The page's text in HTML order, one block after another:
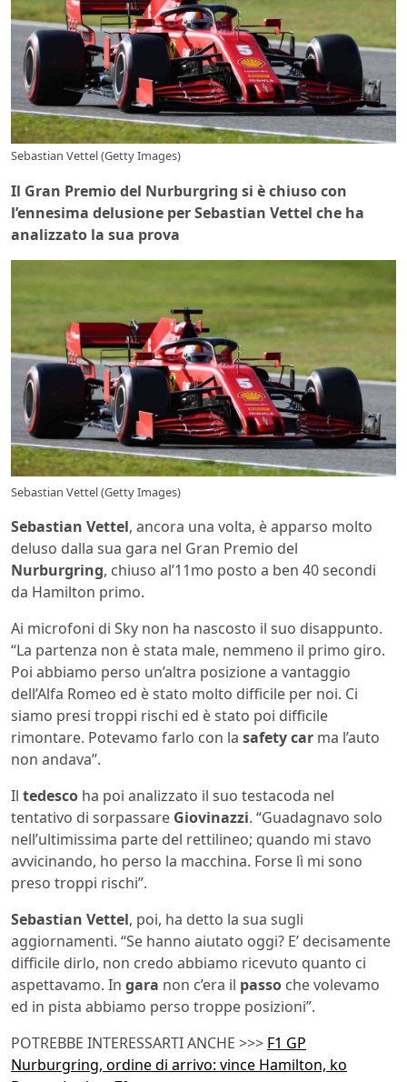
Sebastian Vettel (Getty Images)
Il Gran Premio del Nurburgring si è chiuso con
l’ennesima delusione per Sebastian Vettel che ha
analizzato la sua prova
Sebastian Vettel (Getty Images)
Sebastian Vettel, ancora una volta, è apparso molto
deluso dalla sua gara nel Gran Premio del
Nurburgring, chiuso al’11mo posto a ben 40 secondi
da Hamilton primo.
Ai microfoni di Sky non ha nascosto il suo disappunto.
“La partenza non è stata male, nemmeno il primo giro.
Poi abbiamo perso un’altra posizione a vantaggio
dell’Alfa Romeo ed è stato molto difficile per noi. Ci
siamo presi troppi rischi ed è stato poi difficile
rimontare. Potevamo farlo con la safety car ma l’auto
non andava”.
Il tedesco ha poi analizzato il suo testacoda nel
tentativo di sorpassare Giovinazzi. “Guadagnavo solo
nell’ultimissima parte del rettilineo; quando mi stavo
avvicinando, ho perso la macchina. Forse lì mi sono
preso troppi rischi”.
Sebastian Vettel, poi, ha detto la sua sugli
aggiornamenti. “Se hanno aiutato oggi? E’ decisamente
difficile dirlo, non credo abbiamo ricevuto quanto ci
aspettavamo. In gara non c’era il passo che volevamo
ed in pista abbiamo perso troppe posizioni”.
POTREBBE INTERESSARTI ANCHE >>> F1 GP
Nurburgring, ordine di arrivo: vince Hamilton, ko